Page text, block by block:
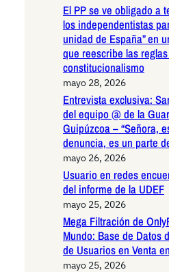
El PP se ve obligado a
los independentistas
unidad de España” en
que reescribe las
constitucionalismo
mayo 28, 2026
Entrevista exclusiva:
del equipo @ de la
Guipúzcoa – “Señora,
denuncia, es un parte
mayo 26, 2026
Usuario en redes
del informe de la UDEF
mayo 25, 2026
Mega Filtración de
Mundo: Base de Datos
de Usuarios en Venta
mayo 25, 2026